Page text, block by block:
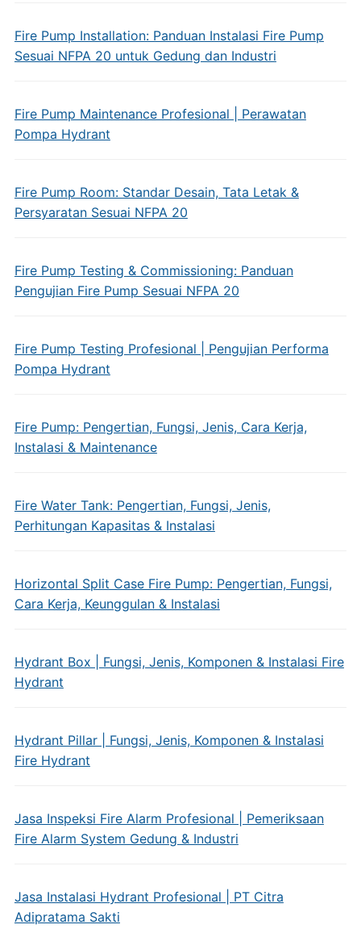
Fire Pump Installation: Panduan Instalasi Fire Pump
Sesuai NFPA 20 untuk Gedung dan Industri
Fire Pump Maintenance Profesional | Perawatan
Pompa Hydrant
Fire Pump Room: Standar Desain, Tata Letak &
Persyaratan Sesuai NFPA 20
Fire Pump Testing & Commissioning: Panduan
Pengujian Fire Pump Sesuai NFPA 20
Fire Pump Testing Profesional | Pengujian Performa
Pompa Hydrant
Fire Pump: Pengertian, Fungsi, Jenis, Cara Kerja,
Instalasi & Maintenance
Fire Water Tank: Pengertian, Fungsi, Jenis,
Perhitungan Kapasitas & Instalasi
Horizontal Split Case Fire Pump: Pengertian, Fungsi,
Cara Kerja, Keunggulan & Instalasi
Hydrant Box | Fungsi, Jenis, Komponen & Instalasi Fire
Hydrant
Hydrant Pillar | Fungsi, Jenis, Komponen & Instalasi
Fire Hydrant
Jasa Inspeksi Fire Alarm Profesional | Pemeriksaan
Fire Alarm System Gedung & Industri
Jasa Instalasi Hydrant Profesional | PT Citra
Adipratama Sakti